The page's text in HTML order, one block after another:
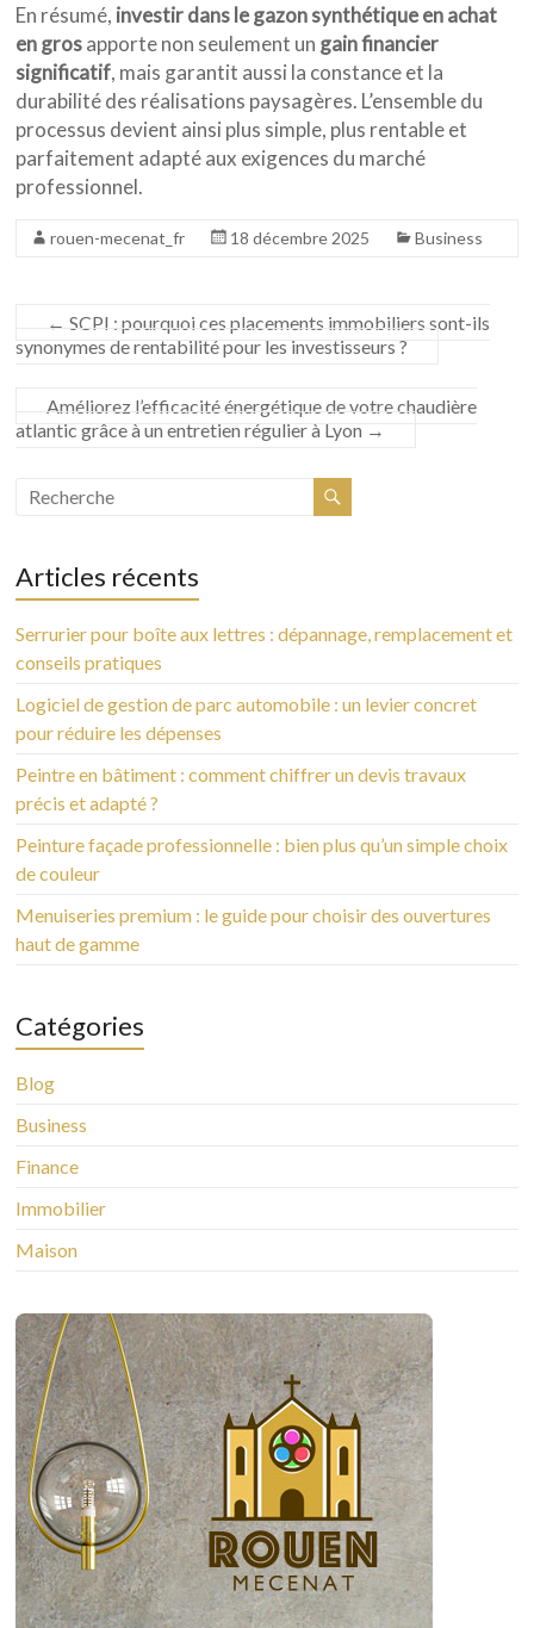
En résumé, investir dans le gazon synthétique en achat
en grosapporte non seulement un gain financier
significatif, mais garantit aussi la constance et la
durabilité des réalisations paysagères. L’ensemble du
processus devient ainsi plus simple, plus rentable et
parfaitement adapté aux exigences du marché
professionnel.
rouen-mecenat_fr 18 décembre 2025 Business
← SCPI : pourquoi ces placements immobiliers sont-ils
synonymes de rentabilité pour les investisseurs ?
Améliorez l’efficacité énergétique de votre chaudière
atlantic grâce à un entretien régulier à Lyon →
Articles récents
Serrurier pour boîte aux lettres : dépannage, remplacement et
conseils pratiques
Logiciel de gestion de parc automobile : un levier concret
pour réduire les dépenses
Peintre en bâtiment : comment chiffrer un devis travaux
précis et adapté ?
Peinture façade professionnelle : bien plus qu’un simple choix
de couleur
Menuiseries premium : le guide pour choisir des ouvertures
haut de gamme
Catégories
Blog
Business
Finance
Immobilier
Maison